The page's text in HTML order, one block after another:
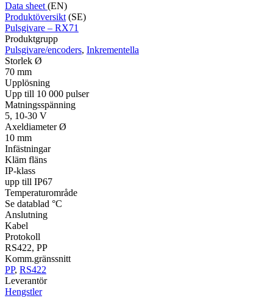
Data sheet (EN)
Produktöversikt (SE)
Pulsgivare – RX71
Produktgrupp
Pulsgivare/encoders, Inkrementella
Storlek Ø
70 mm
Upplösning
Upp till 10 000 pulser
Matningsspänning
5, 10-30 V
Axeldiameter Ø
10 mm
Infästningar
Kläm fläns
IP-klass
upp till IP67
Temperaturområde
Se datablad °C
Anslutning
Kabel
Protokoll
RS422, PP
Komm.gränssnitt
PP, RS422
Leverantör
Hengstler